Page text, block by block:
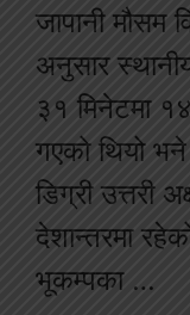
जापानी मौसम
अनुसार
३१ मिनेटमा
गएको थियो
डिग्री उत्तरी
देशान्तरमा
भूकम्पका …